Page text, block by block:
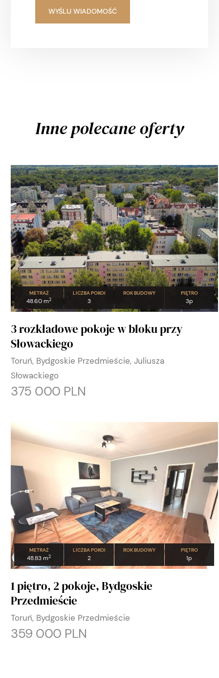
Inne polecane oferty
METRAŻ
48.60 m2
LICZBA POKOI
3
ROK BUDOWY PIĘTRO
3p
3 rozkładowe pokoje w bloku przy
Słowackiego
Toruń, Bydgoskie Przedmieście, Juliusza
Słowackiego
375 000 PLN
METRAŻ
48.83 m2
LICZBA POKOI
2
ROK BUDOWY PIĘTRO
1p
1 piętro, 2 pokoje, Bydgoskie
Przedmieście
Toruń, Bydgoskie Przedmieście
359 000 PLN